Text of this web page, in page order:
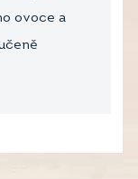
ovoce a